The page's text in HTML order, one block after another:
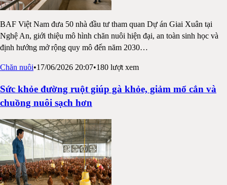
BAF Việt Nam đưa 50 nhà đầu tư tham quan Dự án Giai Xuân tại
Nghệ An, giới thiệu mô hình chăn nuôi hiện đại, an toàn sinh học và
định hướng mở rộng quy mô đến năm 2030…
Chăn nuôi•17/06/2026 20:07•180 lượt xem
Sức khỏe đường ruột giúp gà khỏe, giảm mổ cắn và
chuồng nuôi sạch hơn